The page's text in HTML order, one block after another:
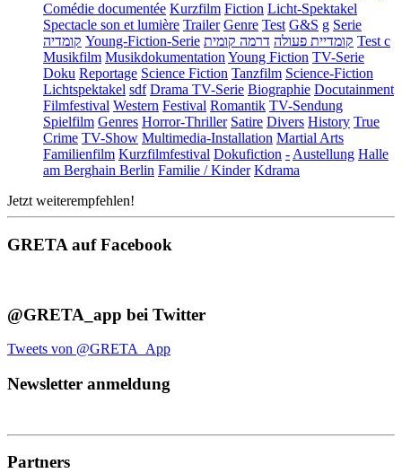
Comédie documentée Kurzfilm Fiction Licht-Spektakel
Spectacle son et lumière Trailer Genre Test G&S g Serie
קומדיה Young-Fiction-Serie קומדיית פעולה דרמה קומית
Test c
Musikfilm MusikdokumentationYoung Fiction TV-Serie
Doku Reportage Science Fiction Tanzfilm Science-Fiction
Lichtspektakel sdf Drama TV-Serie Biographie Docutainment
Filmfestival Western Festival Romantik TV-Sendung
Spielfilm Genres Horror-Thriller Satire Divers History True
Crime TV-Show Multimedia-Installation Martial Arts
Familienfilm Kurzfilmfestival Dokufiction -Austellung Halle
am Berghain Berlin Familie / Kinder Kdrama
Jetzt weiterempfehlen!
GRETA auf Facebook
@GRETA_app bei Twitter
Tweets von @GRETA_App
Newsletter anmeldung
Partners